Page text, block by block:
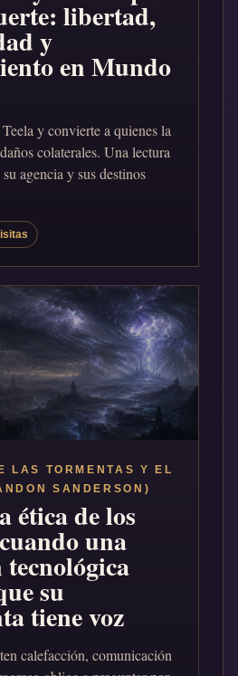
libertad,
y
en Mundo
y convierte a quienes la
colaterales. Una lectura
agencia y sus destinos
LAS TORMENTAS Y EL
SANDERSON)
ética de los
una
su
tiene voz
calefacción, comunicación